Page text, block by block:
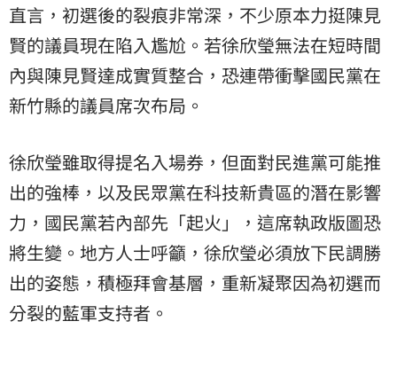
直言，初選後的裂痕非常深，不少原本力挺陳見
賢的議員現在陷入尷尬。若徐欣瑩無法在短時間
內與陳見賢達成實質整合，恐連帶衝擊國民黨在
新竹縣的議員席次布局。
徐欣瑩雖取得提名入場券，但面對民進黨可能推
出的強棒，以及民眾黨在科技新貴區的潛在影響
力，國民黨若內部先「起火」，這席執政版圖恐
將生變。地方人士呼籲，徐欣瑩必須放下民調勝
出的姿態，積極拜會基層，重新凝聚因為初選而
分裂的藍軍支持者。